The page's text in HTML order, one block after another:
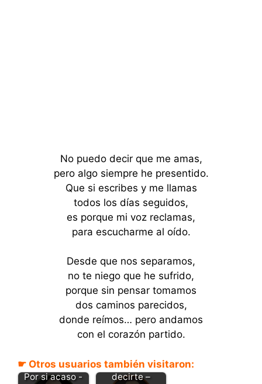
No puedo decir que me amas,
pero algo siempre he presentido.
Que si escribes y me llamas
todos los días seguidos,
es porque mi voz reclamas,
para escucharme al oído.
Desde que nos separamos,
no te niego que he sufrido,
porque sin pensar tomamos
dos caminos parecidos,
donde reímos… pero andamos
con el corazón partido.
☛ Otros usuarios también visitaron:
Por si acaso -
Se me olvidó
decirte –